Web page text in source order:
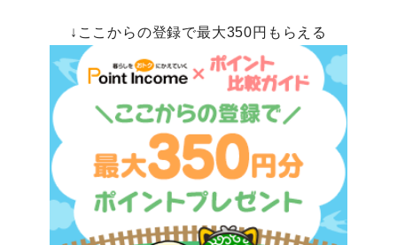
↓ここからの登録で最大350円もらえる